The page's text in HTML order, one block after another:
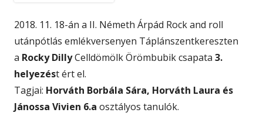
2018. 11. 18-án a II. Németh Árpád Rock and roll
utánpótlás emlékversenyen Táplánszentkereszten
a Rocky DillyCelldömölk Örömbubik csapata 3.
helyezést ért el.
Tagjai: Horváth Borbála Sára, Horváth Laura és
Jánossa Vivien 6.a osztályos tanulók.